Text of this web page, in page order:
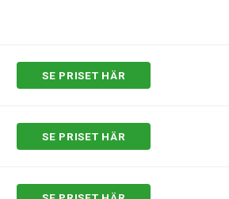
SE PRISET HÄR
SE PRISET HÄR